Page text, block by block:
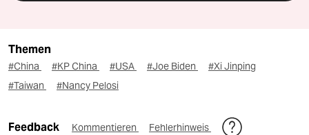
Themen
#China #KP China #USA #Joe Biden
#Xi Jinping
#Taiwan
#Nancy Pelosi
Feedback Kommentieren Fehlerhinweis